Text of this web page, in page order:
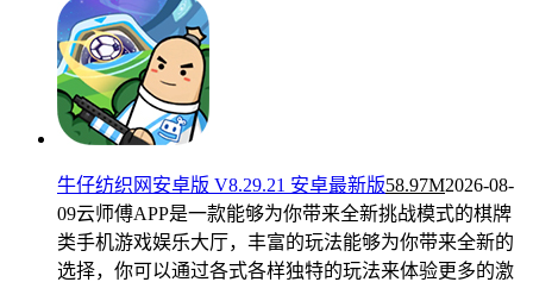
牛仔纺织网安卓版 V8.29.21 安卓最新版58.97M2026-08-
09云师傅APP是一款能够为你带来全新挑战模式的棋牌
类手机游戏娱乐大厅，丰富的玩法能够为你带来全新的
选择，你可以通过各式各样独特的玩法来体验更多的激